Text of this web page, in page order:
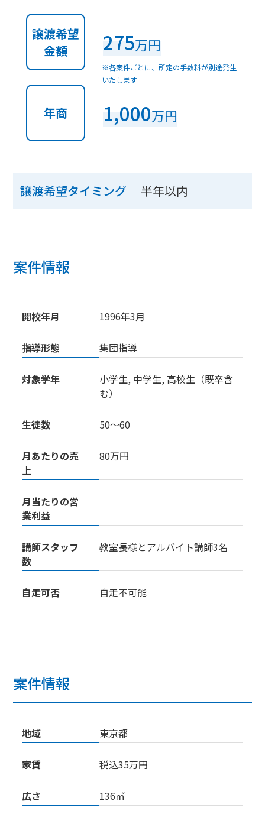
譲渡希望
金額
275万円
※各案件ごとに、所定の手数料が別途発生
いたします
年商 1,000万円
譲渡希望タイミング 半年以内
案件情報
開校年月 1996年3月
指導形態 集団指導
対象学年
小学生, 中学生, 高校生（既卒含
む）
生徒数 50〜60
月あたりの売
上
80万円
月当たりの営
業利益
講師スタッフ
数
教室長様とアルバイト講師3名
自走可否 自走不可能
案件情報
地域 東京都
家賃 税込35万円
広さ 136㎡